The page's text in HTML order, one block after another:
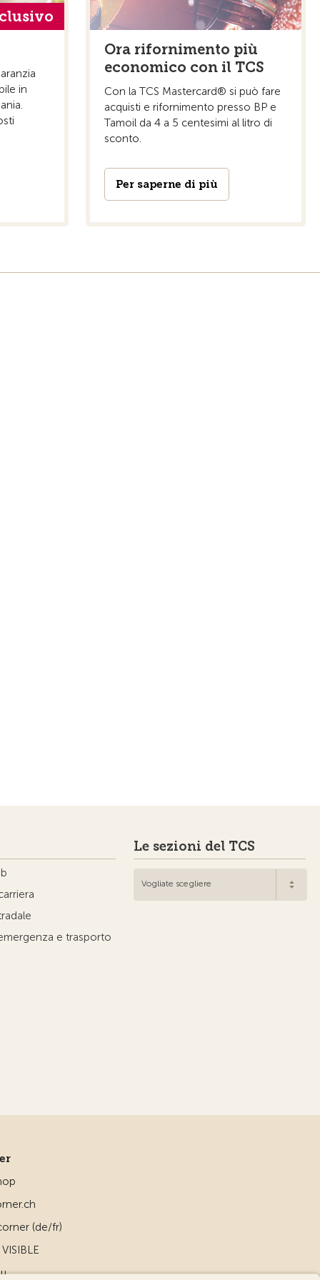
in
Ora rifornimento più
economico con il TCS
Con la TCS Mastercard® si può fare
acquisti e rifornimento presso BP e
Tamoil da 4 a 5 centesimi al litro di
sconto.
Per saperne di più
e trasporto
Le sezioni del TCS
Vogliate scegliere
(de/fr)